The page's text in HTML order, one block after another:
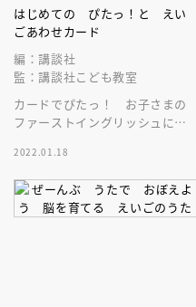
はじめての ぴたっ！と えい
ごあわせカード
編：講談社
監：講談社こども教室
カードでぴたっ！ お子さまの
ファーストイングリッシュにぴ
です。発音動画付き。
2022.01.18